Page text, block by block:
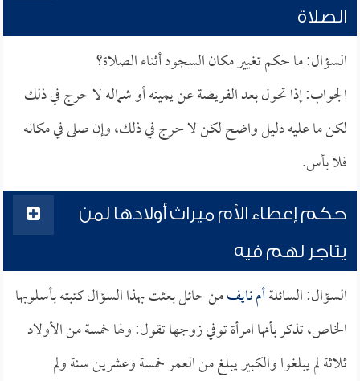
الصلاة
السؤال: ما حكم تغيير مكان السجود أثناء الصلاة؟
الجواب: إذا تحول بعد الفريضة عن يمينه أو شماله لا حرج في ذلك
لكن ما عليه دليل واضح لكن لا حرج في ذلك، وإن صلى في مكانه
فلا بأس.
حكم إعطاء الأم ميراث أولادها لمن
يتاجر لهم فيه
السؤال: السائلةأم نايفمن حائل بعثت بهذا السؤال كتبته بأسلوبها
الخاص، تذكر بأنها امرأة توفي زوجها تقول: ولها خمسة من الأولاد
ثلاثة لم يبلغوا والكبير يبلغ من العمر خمسة وعشرين سنة ولم